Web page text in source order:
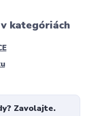
kategóriách
Zavolajte.